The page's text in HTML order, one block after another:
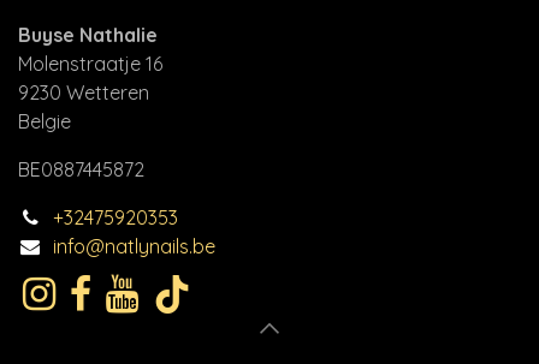
Buyse Nathalie
Molenstraatje 16
9230 Wetteren
Belgie
BE0887445872
+32475920353
info@natlynails.be